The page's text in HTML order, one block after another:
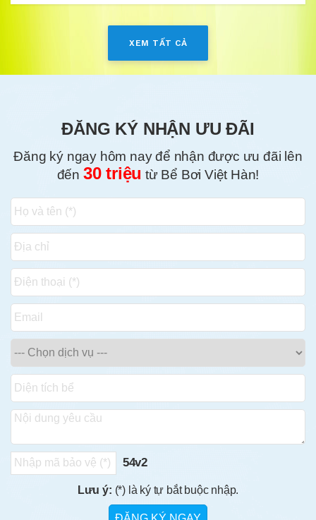
XEM TẤT CẢ
ĐĂNG KÝ NHẬN ƯU ĐÃI
Đăng ký ngay hôm nay để nhận được ưu đãi lên
đến 30 triệu từ Bể Bơi Việt Hàn!
54v2
Lưu ý: (*) là ký tự bắt buộc nhập.